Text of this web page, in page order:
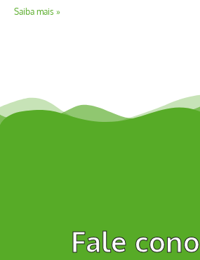
Saiba mais »
Fale